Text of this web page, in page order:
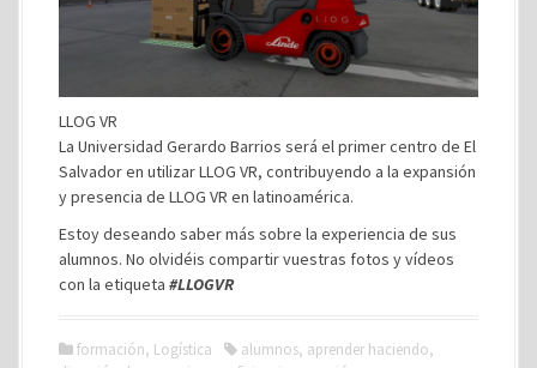
LLOG VR
La Universidad Gerardo Barrios será el primer centro de El
Salvador en utilizar LLOG VR, contribuyendo a la expansión
y presencia de LLOG VR en latinoamérica.
Estoy deseando saber más sobre la experiencia de sus
alumnos. No olvidéis compartir vuestras fotos y vídeos
con la etiqueta #LLOGVR
formación, Logística alumnos, aprender haciendo,